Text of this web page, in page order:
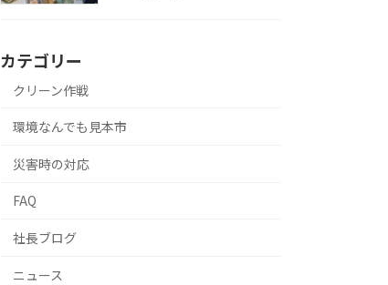
カテゴリー
クリーン作戦
環境なんでも見本市
災害時の対応
FAQ
社長ブログ
ニュース